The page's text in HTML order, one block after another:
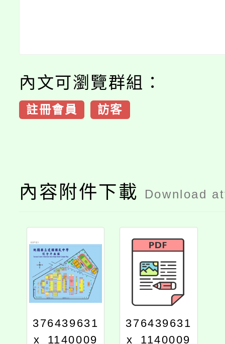
內文可瀏覽群組：
註冊會員 訪客
內容附件下載 Download
376439631
x_1140009
376439631
x_1140009